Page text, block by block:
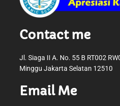
Contact me
Jl. Siaga II A. No. 55 B RT002
Minggu Jakarta Selatan 12510
Email Me